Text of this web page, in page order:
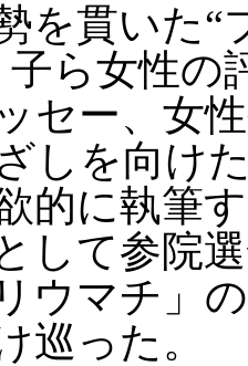
を貫いた“
子ら女性の
セー、女
しを向け
的に執筆
して参院
ウマチ」
巡った。